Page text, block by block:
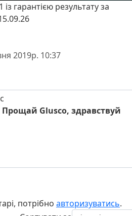
гарантією результату за
2019р. 10:37
Glusco, здравствуй
потрібно авторизуватись.